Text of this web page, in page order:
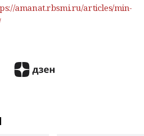
amanat.rbsmi.ru/articles/min-